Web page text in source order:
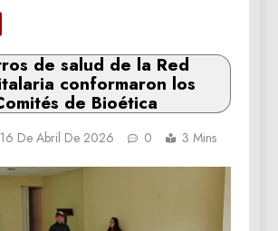
de salud de la Red
conformaron los
de Bioética
16 De Abril De 2026 0 3 Mins